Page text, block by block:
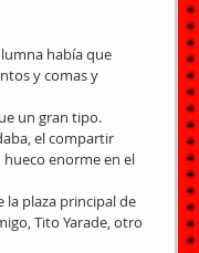
había que
y comas y
un gran tipo.
el compartir
enorme en el
la plaza principal de
Tito Yarade, otro